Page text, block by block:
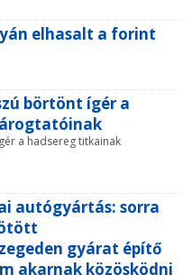
elhasalt a forint
börtönt ígér a
a hadsereg titkainak
autógyártás: sorra
gyárat építő
akarnak közösködni